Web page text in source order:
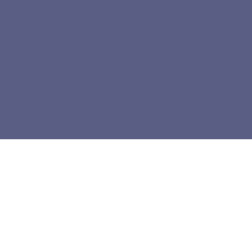
true);